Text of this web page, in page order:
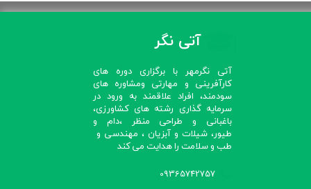
آتی نگر
آتی نگرمهر با برگزاری دوره های
کارآفرینی و مهارتی ومشاوره های
سودمند، افراد علاقمند به ورود در
سرمایه گذاری رشته های کشاورزی،
باغبانی و طراحی منظر ،دام و
طیور، شیلات و آبزیان ، مهندسی و
طب و سلامت را هدایت می کند​​​​​​​
09365742757